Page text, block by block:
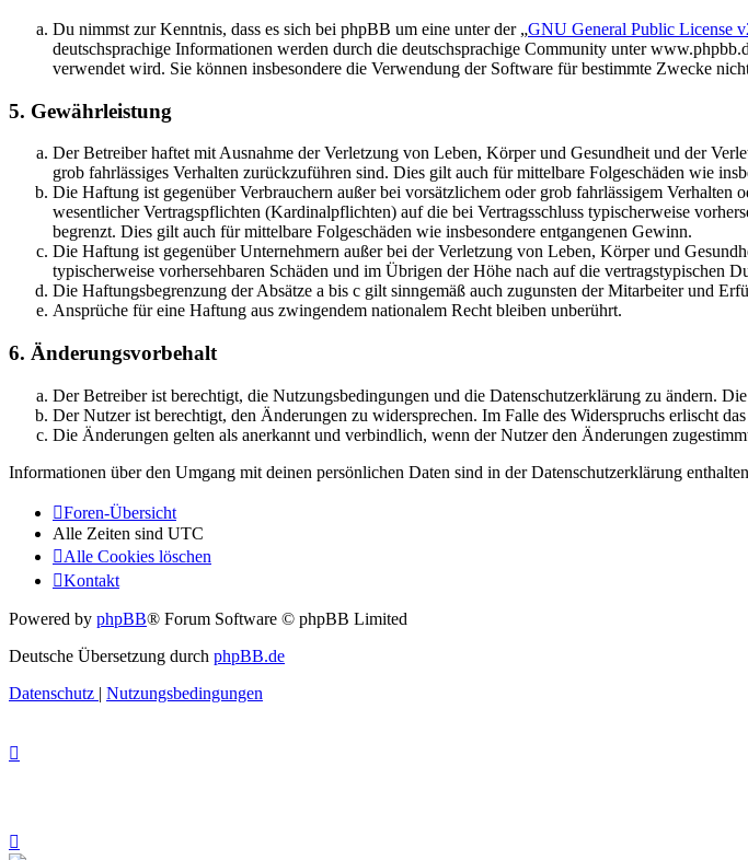
Du nimmst zur Kenntnis, dass es sich bei phpBB um eine unter der „GNU General Public License
deutschsprachige Informationen werden durch die deutschsprachige Community unter
verwendet wird. Sie können insbesondere die Verwendung der Software für bestimmte Zwecke
5. Gewährleistung
Der Betreiber haftet mit Ausnahme der Verletzung von Leben, Körper und Gesundheit und der
grob fahrlässiges Verhalten zurückzuführen sind. Dies gilt auch für mittelbare Folgeschäden wie
Die Haftung ist gegenüber Verbrauchern außer bei vorsätzlichem oder grob fahrlässigem
wesentlicher Vertragspflichten (Kardinalpflichten) auf die bei Vertragsschluss typischerweise
begrenzt. Dies gilt auch für mittelbare Folgeschäden wie insbesondere entgangenen Gewinn.
Die Haftung ist gegenüber Unternehmern außer bei der Verletzung von Leben, Körper und
typischerweise vorhersehbaren Schäden und im Übrigen der Höhe nach auf die vertragstypischen
Die Haftungsbegrenzung der Absätze a bis c gilt sinngemäß auch zugunsten der Mitarbeiter und
Ansprüche für eine Haftung aus zwingendem nationalem Recht bleiben unberührt.
6. Änderungsvorbehalt
Der Betreiber ist berechtigt, die Nutzungsbedingungen und die Datenschutzerklärung zu ändern.
Der Nutzer ist berechtigt, den Änderungen zu widersprechen. Im Falle des Widerspruchs erlischt
Die Änderungen gelten als anerkannt und verbindlich, wenn der Nutzer den Änderungen
Informationen über den Umgang mit deinen persönlichen Daten sind in der Datenschutzerklärung
Foren-Übersicht
Alle Zeiten sind UTC
Alle Cookies löschen
Kontakt
Powered by phpBB® Forum Software © phpBB Limited
Deutsche Übersetzung durch phpBB.de
Datenschutz | Nutzungsbedingungen